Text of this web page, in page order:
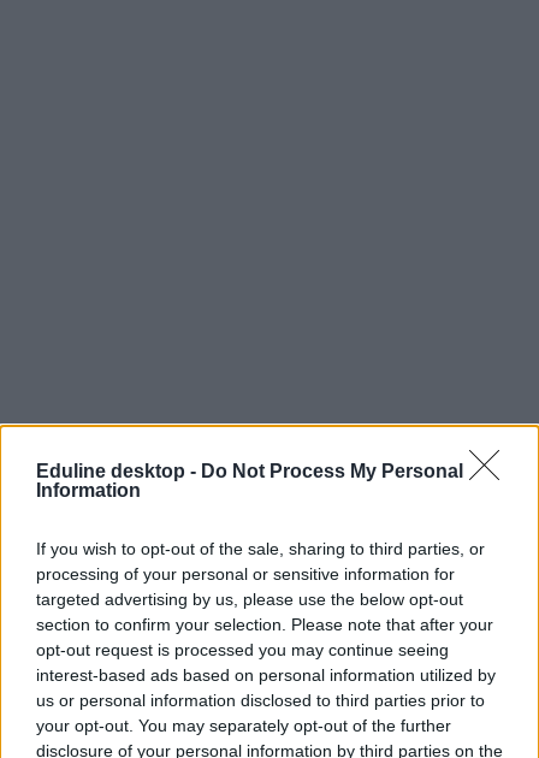
Eduline desktop - Do Not Process My Personal
Information
If you wish to opt-out of the sale, sharing to third parties, or
processing of your personal or sensitive information for
targeted advertising by us, please use the below opt-out
section to confirm your selection. Please note that after your
opt-out request is processed you may continue seeing
interest-based ads based on personal information utilized by
us or personal information disclosed to third parties prior to
your opt-out. You may separately opt-out of the further
disclosure of your personal information by third parties on the